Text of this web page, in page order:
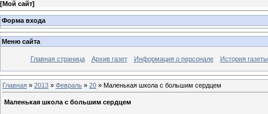
[Мой сайт]
Форма входа
Меню сайта
Главная страница Архив газет Информация о персонале История газеты
Главная » 2013 » Февраль » 20 » Маленькая школа с большим сердцем
Маленькая школа с большим сердцем